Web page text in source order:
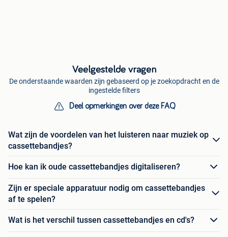
Veelgestelde vragen
De onderstaande waarden zijn gebaseerd op je zoekopdracht en de
ingestelde filters
Deel opmerkingen over deze FAQ
Wat zijn de voordelen van het luisteren naar muziek op
cassettebandjes?
Hoe kan ik oude cassettebandjes digitaliseren?
Zijn er speciale apparatuur nodig om cassettebandjes
af te spelen?
Wat is het verschil tussen cassettebandjes en cd's?